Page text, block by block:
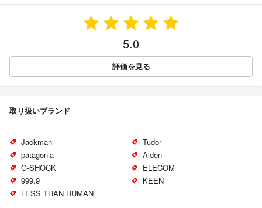
5.0
評価を見る
取り扱いブランド
Jackman
Tudor
patagonia
Alden
G-SHOCK
ELECOM
999.9
KEEN
LESS THAN HUMAN